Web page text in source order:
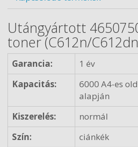
Utángyártott
toner (C612n/
Garancia:
1 év
Kapacitás:
6000 A4-es
alapján
Kiszerelés:
normál
Szín:
ciánkék